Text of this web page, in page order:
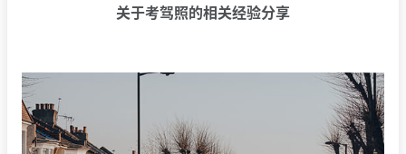
关于考驾照的相关经验分享